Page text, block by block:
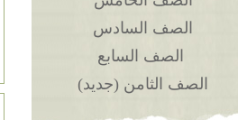
الصف السادس
الصف السابع
الصف الثامن (جديد)